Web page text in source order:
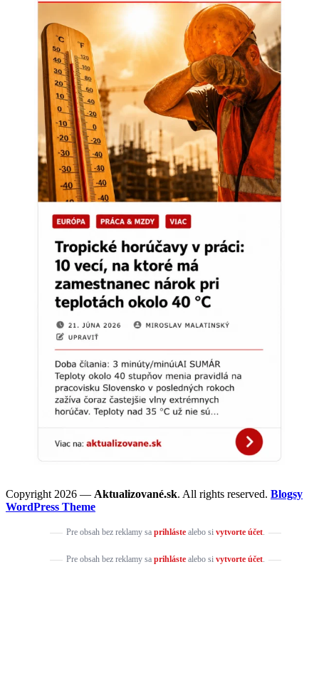
Copyright 2026 — Aktualizované.sk. All rights reserved. Blogsy
WordPress Theme
Pre obsah bez reklamy sa prihlástealebo si vytvorte účet.